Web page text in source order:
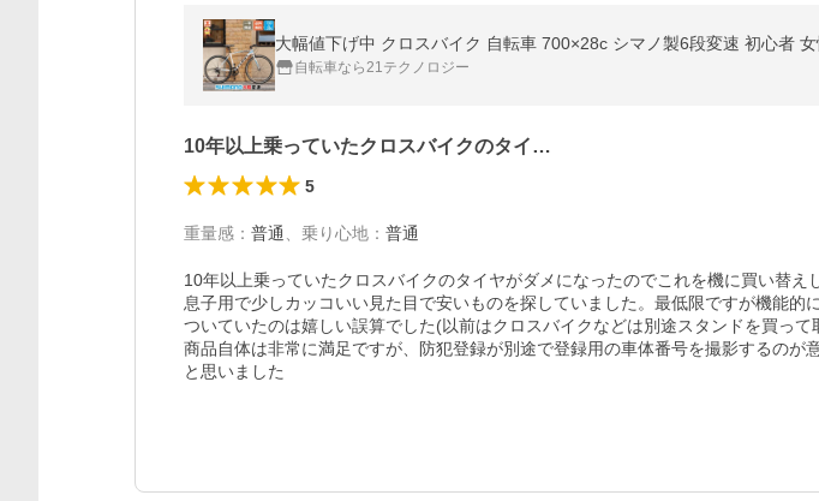
大幅値下げ中 クロスバイク 自転車 700×28c シマノ製6段変速 初心者
自転車なら21テクノロジー
10年以上乗っていたクロスバイクのタイ…
5
重量感 ： 普通 乗り心地 ： 普通
10年以上乗っていたクロスバイクのタイヤがダメになったのでこれを機に買い替え
息子用で少しカッコいい見た目で安いものを探していました。最低限ですが機能的
ついていたのは嬉しい誤算でした(以前はクロスバイクなどは別途スタンドを買って
商品自体は非常に満足ですが、防犯登録が別途で登録用の車体番号を撮影するのが
と思いました